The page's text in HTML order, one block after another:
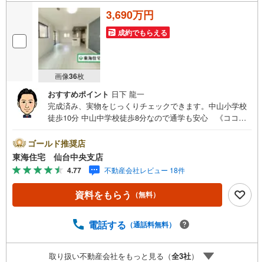
画像36枚
3,690万円
成約でもらえる
おすすめポイント 日下 龍一
完成済み、実物をじっくりチェックできます。中山小学校
徒歩10分 中山中学校徒歩8分なので通学も安心 《ココが
寝室には大容量の収納が可能なウォークインクローゼット
を配置 手に優しい、後片づけおまかせの食洗機。ママも食
後のだんらんに加われます 雨の日のお洗濯にも大活躍な浴
室乾燥機付■環境と家計に優しいオール電化住宅《周辺環境
*》●ウジエスーパー 中山店/徒歩7分●ヨークベニマル仙台
中山店/徒歩13分●ウエルシア仙台中山店/徒歩5分●河村内科
や、ご出勤前などの早朝・夜間の営業時間外でもお客様の
ゴールド推奨店
東海住宅 仙台中央支店
4.77 不動産会社レビュー 18件
資料をもらう （無料）
電話する （通話料無料）
取り扱い不動産会社をもっと見る（全3社）